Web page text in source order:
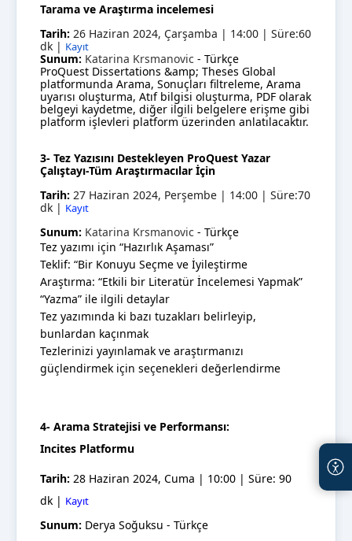
Tarama ve Araştırma incelemesi
Tarih: 26 Haziran 2024, Çarşamba | 14:00 | Süre:60
dk | Kayıt
Sunum: Katarina Krsmanovic - Türkçe
ProQuest Dissertations &amp; Theses Global
platformunda Arama, Sonuçları filtreleme, Arama
uyarısı oluşturma, Atıf bilgisi oluşturma, PDF olarak
belgeyi kaydetme, diğer ilgili belgelere erişme gibi
platform işlevleri platform üzerinden anlatılacaktır.
3- Tez Yazısını Destekleyen ProQuest Yazar
Çalıştayı-Tüm Araştırmacılar İçin
Tarih: 27 Haziran 2024, Perşembe | 14:00 | Süre:70
dk | Kayıt
Sunum: Katarina Krsmanovic - Türkçe
Tez yazımı için “Hazırlık Aşaması”
Teklif: “Bir Konuyu Seçme ve İyileştirme
Araştırma: “Etkili bir Literatür İncelemesi Yapmak”
“Yazma” ile ilgili detaylar
Tez yazımında ki bazı tuzakları belirleyip,
bunlardan kaçınmak
Tezlerinizi yayınlamak ve araştırmanızı
güçlendirmek için seçenekleri değerlendirme
4- Arama Stratejisi ve Performansı:
Incites Platformu
Tarih: 28 Haziran 2024, Cuma | 10:00 | Süre: 90
dk | Kayıt
Sunum: Derya Soğuksu - Türkçe